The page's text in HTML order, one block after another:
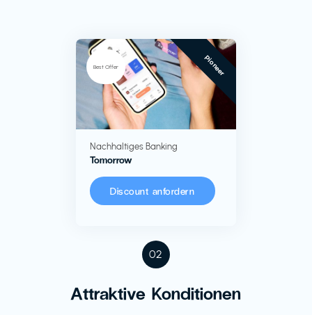
02
Attraktive Konditionen
Best Offer Pioneer
Nachhaltiges Banking
Tomorrow
Discount anfordern